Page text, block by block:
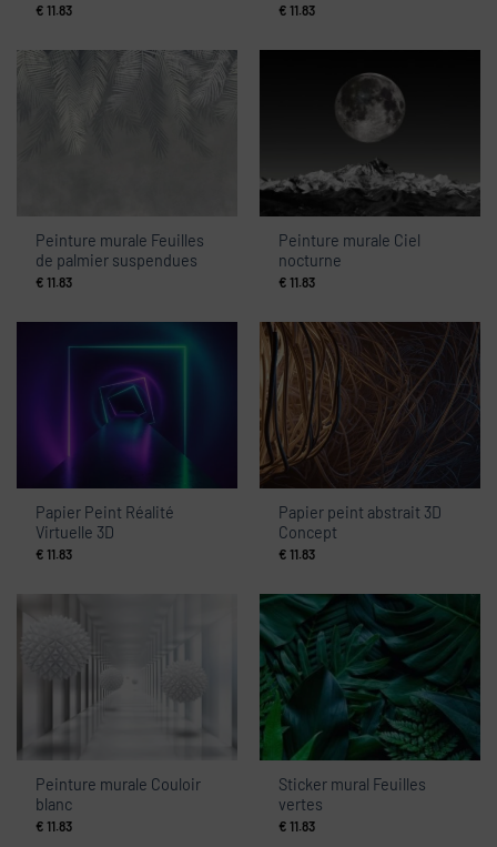
€ 11.83 € 11.83
Peinture murale Feuilles
de palmier suspendues
€ 11.83
Peinture murale Ciel
nocturne
€ 11.83
Papier Peint Réalité
Virtuelle 3D
€ 11.83
Papier peint abstrait 3D
Concept
€ 11.83
Peinture murale Couloir
blanc
€ 11.83
Sticker mural Feuilles
vertes
€ 11.83